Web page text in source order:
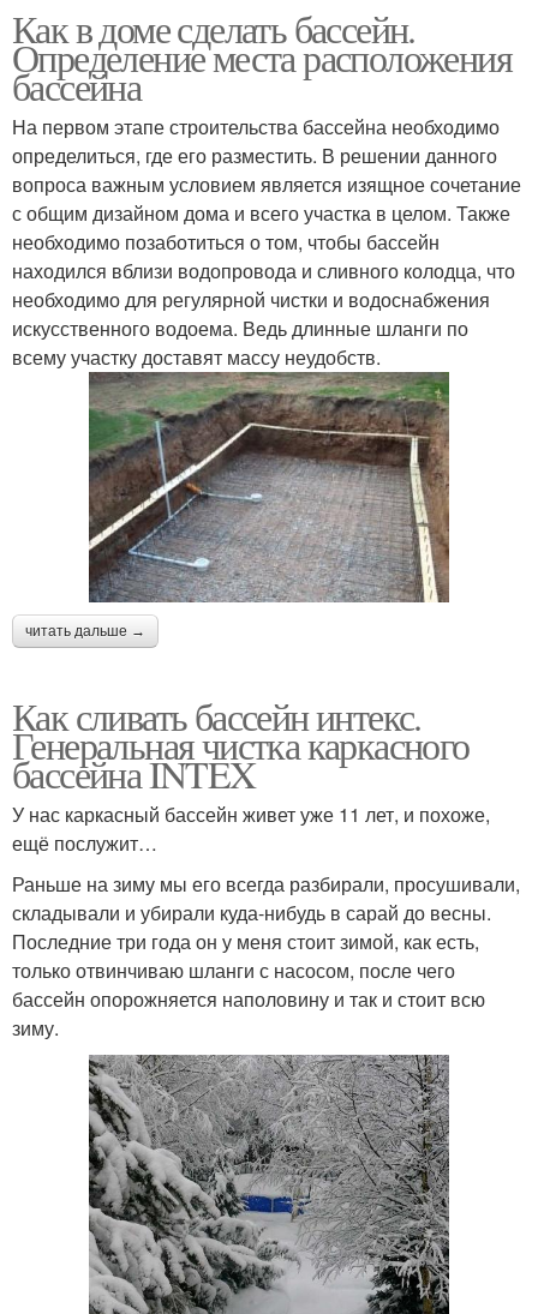
Как в доме сделать бассейн.
Определение места расположения
бассейна
На первом этапе строительства бассейна необходимо
определиться, где его разместить. В решении данного
вопроса важным условием является изящное сочетание
с общим дизайном дома и всего участка в целом. Также
необходимо позаботиться о том, чтобы бассейн
находился вблизи водопровода и сливного колодца, что
необходимо для регулярной чистки и водоснабжения
искусственного водоема. Ведь длинные шланги по
всему участку доставят массу неудобств.
читать дальше →
Как сливать бассейн интекс.
Генеральная чистка каркасного
бассейна INTEX
У нас каркасный бассейн живет уже 11 лет, и похоже,
ещё послужит…
Раньше на зиму мы его всегда разбирали, просушивали,
складывали и убирали куда-нибудь в сарай до весны.
Последние три года он у меня стоит зимой, как есть,
только отвинчиваю шланги с насосом, после чего
бассейн опорожняется наполовину и так и стоит всю
зиму.